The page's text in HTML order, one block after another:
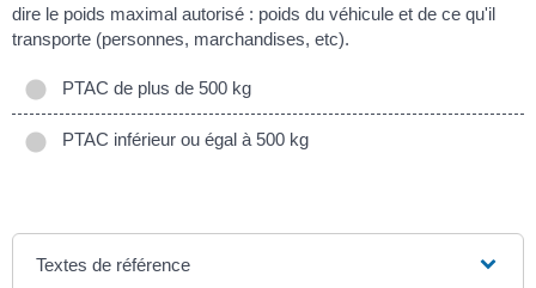
dire le poids maximal autorisé : poids du véhicule et de ce qu'il
transporte (personnes, marchandises, etc).
PTAC de plus de 500 kg
PTAC inférieur ou égal à 500 kg
Textes de référence